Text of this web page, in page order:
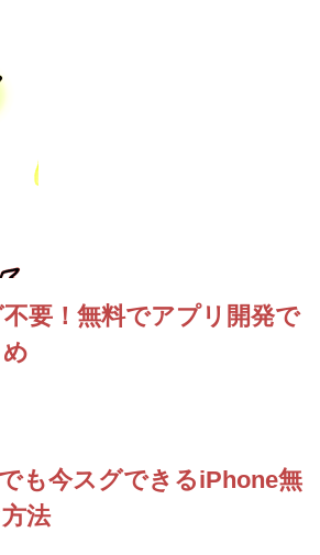
要！無料でアプリ開発で
でも今スグできるiPhone無
法